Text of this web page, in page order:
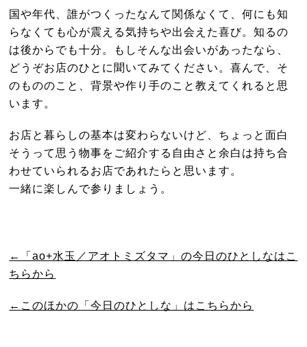
国や年代、誰がつくったなんて関係なくて、何にも知
らなくても心が震える気持ちや出会えた喜び。知るの
は後からでも十分。もしそんな出会いがあったなら、
どうぞお店のひとに聞いてみてください。喜んで、そ
のもののこと、背景や作り手のこと教えてくれると思
います。
お店と暮らしの基本は変わらないけど、ちょっと面白
そうって思う物事をご紹介する自由さと余白は持ち合
わせていられるお店であれたらと思います。
一緒に楽しんで参りましょう。
←「ao+水玉／アオトミズタマ」の今日のひとしなはこ
ちらから
←このほかの「今日のひとしな」はこちらから